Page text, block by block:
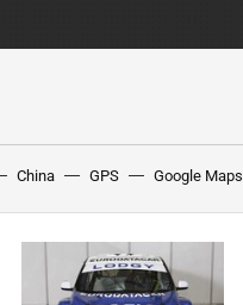
China GPS Google Maps